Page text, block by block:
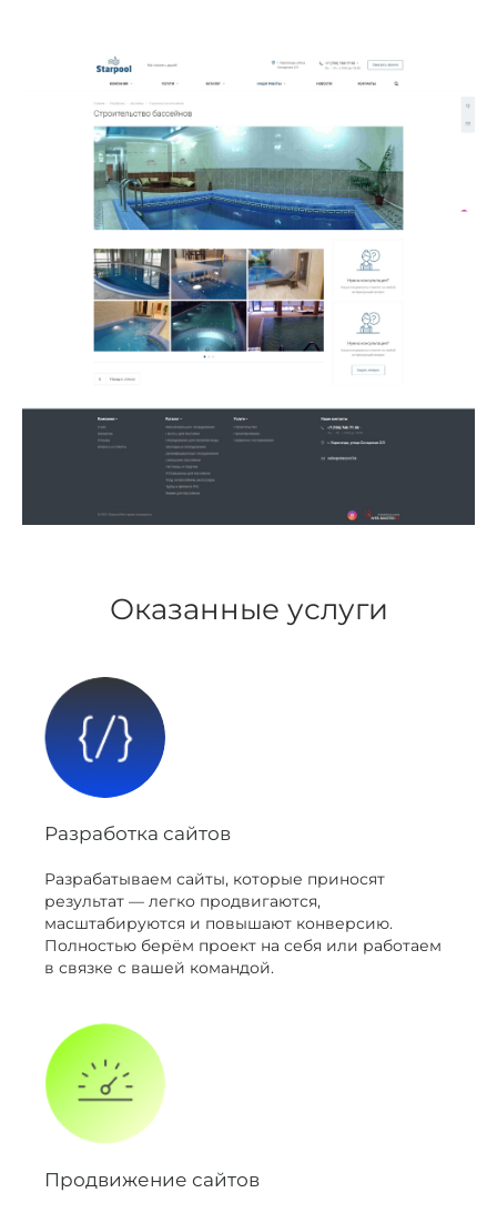
Оказанные услуги
Разработка сайтов
Разрабатываем сайты, которые приносят
результат — легко продвигаются,
масштабируются и повышают конверсию.
Полностью берём проект на себя или работаем
в связке с вашей командой.
Продвижение сайтов